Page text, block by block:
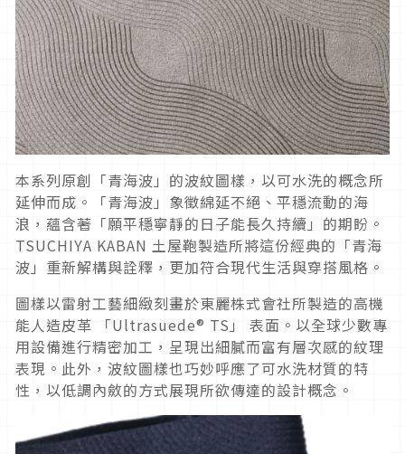
本系列原創「青海波」的波紋圖樣，以可水洗的概念所
延伸而成。「青海波」象徵綿延不絕、平穩流動的海
浪，蘊含著「願平穩寧靜的日子能長久持續」的期盼。
TSUCHIYA KABAN 土屋鞄製造所將這份經典的「青海
波」重新解構與詮釋，更加符合現代生活與穿搭風格。
圖樣以雷射工藝細緻刻畫於東麗株式會社所製造的高機
能人造皮革 「Ultrasuede® TS」 表面。以全球少數專
用設備進行精密加工，呈現出細膩而富有層次感的紋理
表現。此外，波紋圖樣也巧妙呼應了可水洗材質的特
性，以低調內斂的方式展現所欲傳達的設計概念。